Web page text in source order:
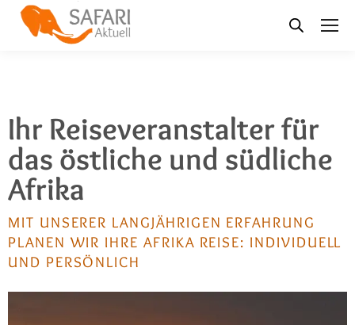
Ihr Reiseveranstalter für
das östliche und südliche
Afrika
MIT UNSERER LANGJÄHRIGEN ERFAHRUNG
PLANEN WIR IHRE AFRIKA REISE: INDIVIDUELL
UND PERSÖNLICH